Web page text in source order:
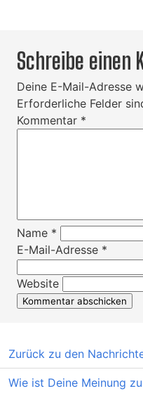
Schreibe einen
Deine E-Mail-Adresse
Erforderliche Felder
Kommentar *
Name *
E-Mail-Adresse *
Website
Zurück zu den
Wie ist Deine Meinung